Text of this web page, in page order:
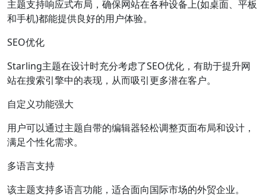
主题支持响应式布局，确保网站在各种设备上(如桌面、平板
和手机)都能提供良好的用户体验。
SEO优化
Starling主题在设计时充分考虑了SEO优化，有助于提升网
站在搜索引擎中的表现，从而吸引更多潜在客户。
自定义功能强大
用户可以通过主题自带的编辑器轻松调整页面布局和设计，
满足个性化需求。
多语言支持
该主题支持多语言功能，适合面向国际市场的外贸企业。